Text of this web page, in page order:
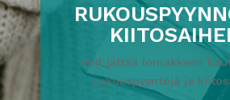
Voit jättää lomakkeen
rukouspyyntöjä ja